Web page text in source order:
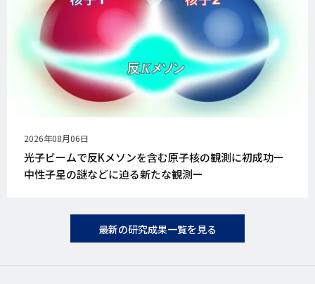
公
開
日
2026年08月06日
光子ビームで反Kメソンを含む原子核の観測に初成功ー
中性子星の謎などに迫る新たな観測ー
最新の研究成果一覧を見る